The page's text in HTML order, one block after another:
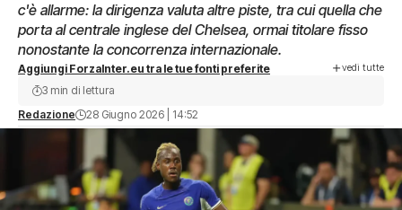
c'è allarme: la dirigenza valuta altre piste, tra cui quella che
porta al centrale inglese del Chelsea, ormai titolare fisso
nonostante la concorrenza internazionale.
Aggiungi ForzaInter.eu tra le tue fonti preferite vedi tutte
Redazione 28 Giugno 2026 | 14:52
3 min di lettura